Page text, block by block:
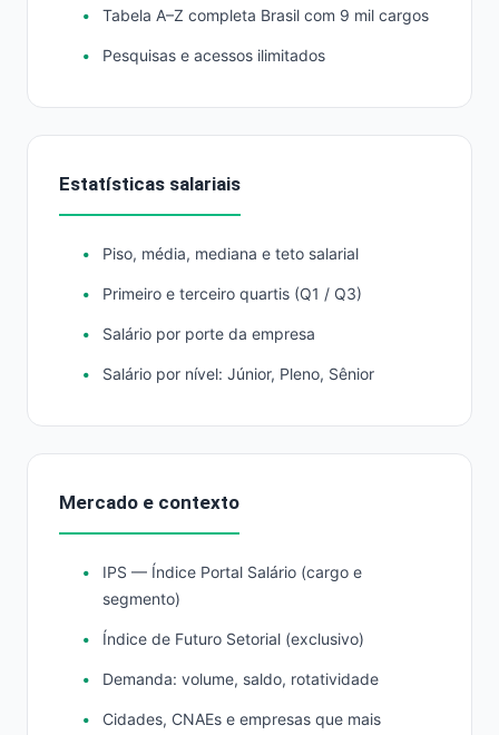
Tabela A–Z completa Brasil com 9 mil cargos
Pesquisas e acessos ilimitados
Estatísticas salariais
Piso, média, mediana e teto salarial
Primeiro e terceiro quartis (Q1 / Q3)
Salário por porte da empresa
Salário por nível: Júnior, Pleno, Sênior
Mercado e contexto
IPS — Índice Portal Salário (cargo e
segmento)
Índice de Futuro Setorial (exclusivo)
Demanda: volume, saldo, rotatividade
Cidades, CNAEs e empresas que mais